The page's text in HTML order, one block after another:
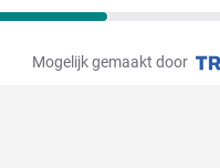
Mogelijk gemaakt door